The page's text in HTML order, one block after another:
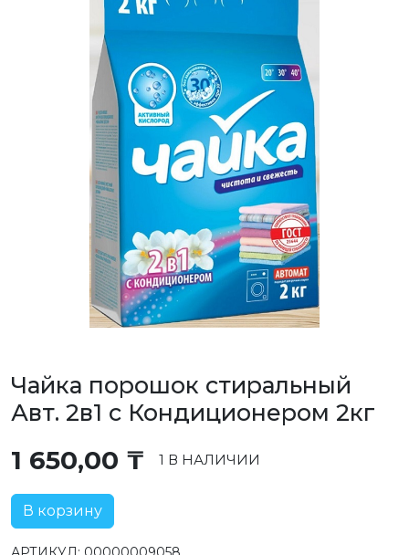
Чайка порошок стиральный
Авт. 2в1 с Кондиционером 2кг
1 650,00 ₸ 1 В НАЛИЧИИ
В корзину